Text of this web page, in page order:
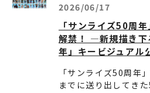
2026/06/17
「サンライズ50周
解禁！ ―新規描き下
年」キービジュアル
「サンライズ50周年
までに送り出してき